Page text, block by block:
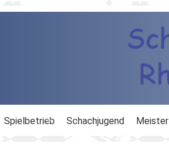
Spielbetrieb Schachjugend